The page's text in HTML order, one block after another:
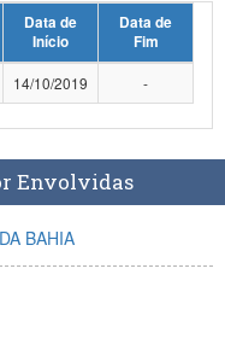
Data de
Início
Data de
Fim
14/10/2019 -
Envolvidas
BAHIA